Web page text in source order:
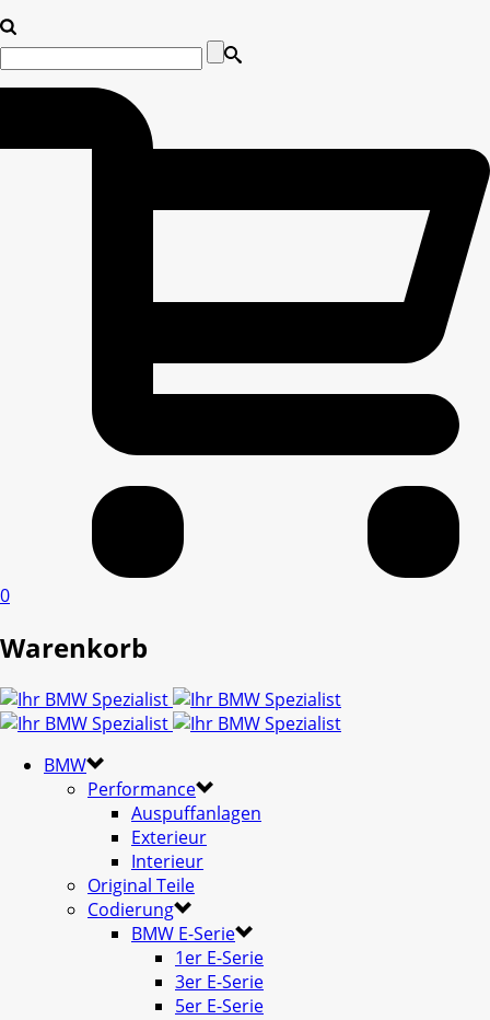
0
Warenkorb
BMW
Performance
Auspuffanlagen
Exterieur
Interieur
Original Teile
Codierung
BMW E-Serie
1er E-Serie
3er E-Serie
5er E-Serie